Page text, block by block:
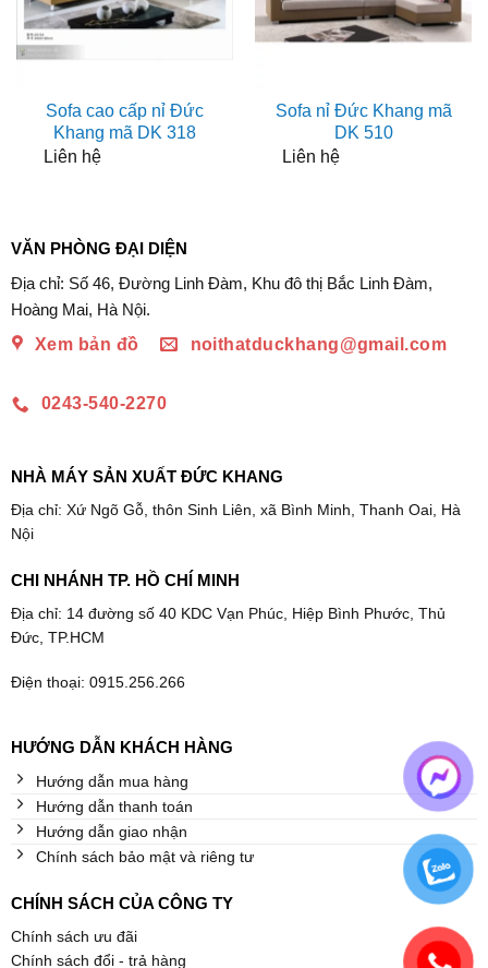
Sofa cao cấp nỉ Đức
Khang mã DK 318
Liên hệ
Sofa nỉ Đức Khang mã
DK 510
Liên hệ
VĂN PHÒNG ĐẠI DIỆN
Địa chỉ: Số 46, Đường Linh Đàm, Khu đô thị Bắc Linh Đàm,
Hoàng Mai, Hà Nội.
Xem bản đồ
noithatduckhang@gmail.com
0243-540-2270
NHÀ MÁY SẢN XUẤT ĐỨC KHANG
Địa chỉ: Xứ Ngõ Gỗ, thôn Sinh Liên, xã Bình Minh, Thanh Oai, Hà
Nội
CHI NHÁNH TP. HỒ CHÍ MINH
Địa chỉ: 14 đường số 40 KDC Vạn Phúc, Hiệp Bình Phước, Thủ
Đức, TP.HCM
Điện thoại: 0915.256.266
HƯỚNG DẪN KHÁCH HÀNG
Hướng dẫn mua hàng
Hướng dẫn thanh toán
Hướng dẫn giao nhận
Chính sách bảo mật và riêng tư
CHÍNH SÁCH CỦA CÔNG TY
Chính sách ưu đãi
Chính sách đổi - trả hàng